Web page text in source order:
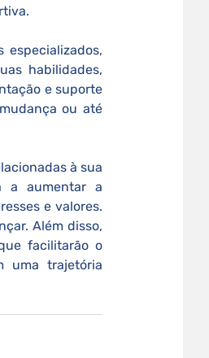
especializados,
habilidades,
e suporte
ou até
à sua
a aumentar a
e valores.
Além disso,
facilitarão o
uma trajetória